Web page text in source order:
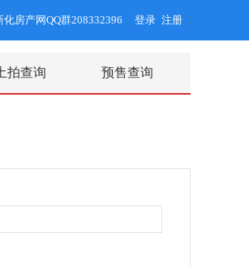
房产网QQ群208332396 登录 /
注册
拍查询 预售查询